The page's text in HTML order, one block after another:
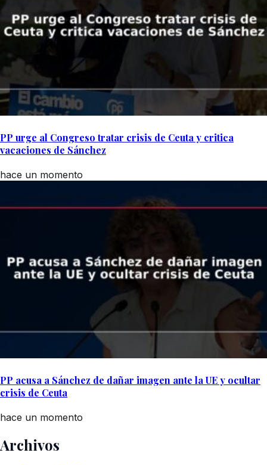
PP urge al Congreso tratar crisis de Ceuta y critica
vacaciones de Sánchez
hace un momento
PP acusa a Sánchez de dañar imagen ante la UE y ocultar
crisis de Ceuta
hace un momento
Archivos